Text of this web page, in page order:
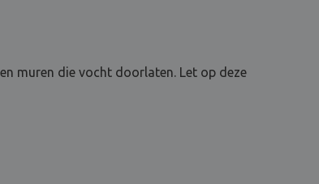
muren die vocht doorlaten. Let op deze